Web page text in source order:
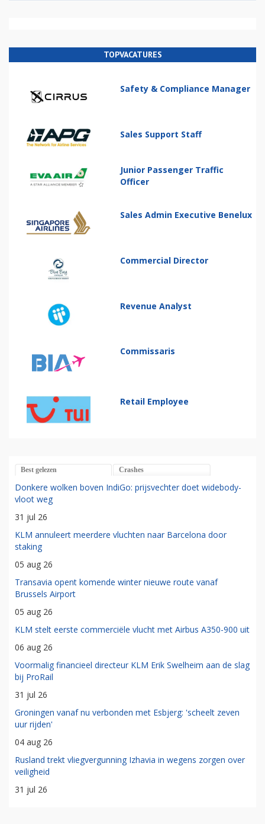
TOPVACATURES
Safety & Compliance Manager
Sales Support Staff
Junior Passenger Traffic
Officer
Sales Admin Executive Benelux
Commercial Director
Revenue Analyst
Commissaris
Retail Employee
Best gelezen Crashes
Donkere wolken boven IndiGo: prijsvechter doet widebody-
vloot weg
31 jul 26
KLM annuleert meerdere vluchten naar Barcelona door
staking
05 aug 26
Transavia opent komende winter nieuwe route vanaf
Brussels Airport
05 aug 26
KLM stelt eerste commerciële vlucht met Airbus A350-900 uit
06 aug 26
Voormalig financieel directeur KLM Erik Swelheim aan de slag
bij ProRail
31 jul 26
Groningen vanaf nu verbonden met Esbjerg: 'scheelt zeven
uur rijden'
04 aug 26
Rusland trekt vliegvergunning Izhavia in wegens zorgen over
veiligheid
31 jul 26